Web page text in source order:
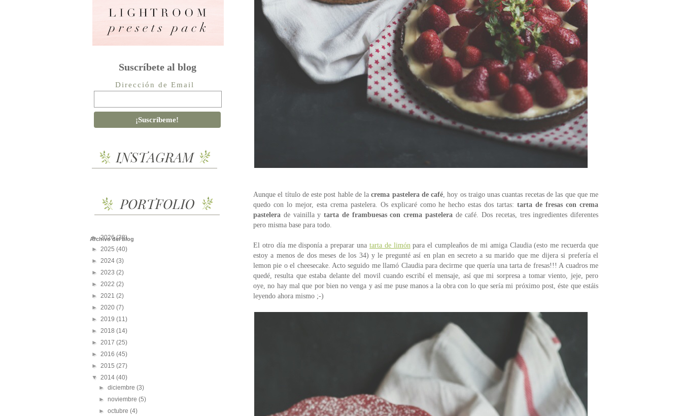
Aunque el título de este post hable de lacrema pastelera de café , hoy os traigo unas cuantas recetas de las que que me
quedo con lo mejor, esta crema pastelera. Os explicaré como he hecho estas dos tartas:tarta de fresas con crema
pastelera de vainilla y tarta de frambuesas con crema pastelera de café. Dos recetas, tres ingredientes diferentes
pero misma base para todo.
El otro día me disponía a preparar una tarta de limón para el cumpleaños de mi amiga Claudia (esto me recuerda que
estoy a menos de dos meses de los 34) y le pregunté así en plan en secreto a su marido que me dijera si prefería el
lemon pie o el cheesecake. Acto seguido me llamó Claudia para decirme que quería una tarta de fresas!!! A cuadros me
quedé, resulta que estaba delante del movil cuando escribí el mensaje, así que mi sorpresa a tomar viento, jeje, pero
oye, no hay mal que por bien no venga y así me puse manos a la obra con lo que sería mi próximo post, éste que estáis
leyendo ahora mismo ;-)
Suscríbete al blog
Dirección de Email
Archivo del blog
►2026(38)
► 2025 (40)
► 2024 (3)
► 2023 (2)
► 2022 (2)
► 2021 (2)
► 2020 (7)
► 2019 (11)
► 2018 (14)
► 2017 (25)
► 2016 (45)
► 2015 (27)
▼ 2014 (40)
►diciembre(3)
►noviembre(5)
►octubre(4)